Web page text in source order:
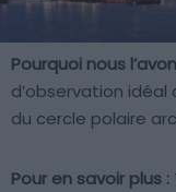
Pourquoi nous
d’observation
du cercle polaire
Pour en savoir plus :